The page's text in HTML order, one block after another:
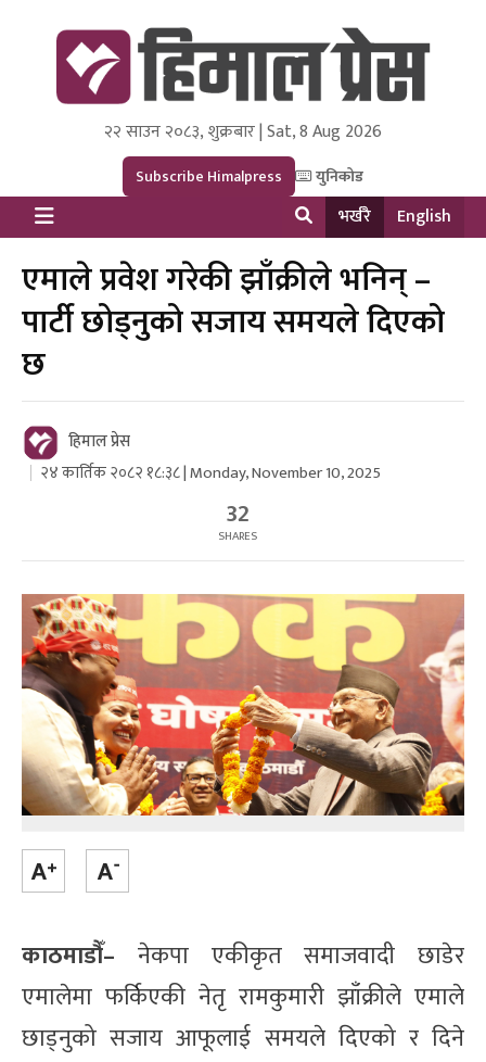
Himal Press
Dot NewsyNepal Media and Research Pvt Ltd.
२२ साउन २०८३, शुक्रबार | Sat, 8 Aug 2026
Subscribe Himalpress युनिकोड
भर्खरै English
एमाले प्रवेश गरेकी झाँक्रीले भनिन् –
पार्टी छोड्नुको सजाय समयले दिएको
छ
हिमाल प्रेस
२४ कार्तिक २०८२ १८:३८ | Monday, November 10, 2025
32
SHARES
काठमाडौँ– नेकपा एकीकृत समाजवादी छाडेर
एमालेमा फर्किएकी नेतृ रामकुमारी झाँक्रीले एमाले
छाड्नुको सजाय आफूलाई समयले दिएको र दिने